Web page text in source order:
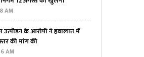
AM
उत्पीड़न के आरोपी ने हवालात में
की मांग की
AM